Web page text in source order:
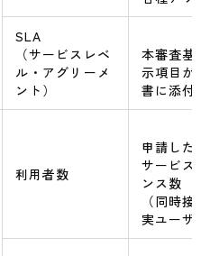
SLA
（サービスレベ
ル・アグリーメ
ント）
本審査基
示項目が
書に添付
利用者数
申請した
サービス
ンス数
（同時接
実ユーザ